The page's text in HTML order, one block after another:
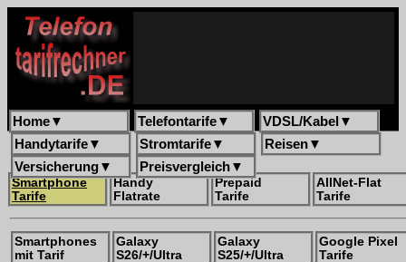
Home▼ Telefontarife▼ VDSL/Kabel ▼
Handytarife▼ Stromtarife▼ Reisen▼
Versicherung▼ Preisvergleich▼
Smartphone
Tarife
Handy
Flatrate
Prepaid
Tarife
AllNet-Flat
Tarife
Smartphones
mit Tarif
Galaxy
S26/+/Ultra
Galaxy
S25/+/Ultra
Google Pixel
Tarife